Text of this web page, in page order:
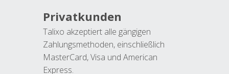
Privatkunden
Talixo akzeptiert alle gängigen
Zahlungsmethoden, einschließlich
MasterCard, Visa und American
Express.